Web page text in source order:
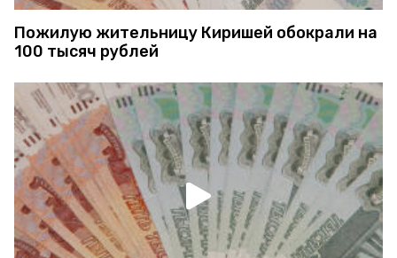
Пожилую жительницу Киришей обокрали на
100 тысяч рублей